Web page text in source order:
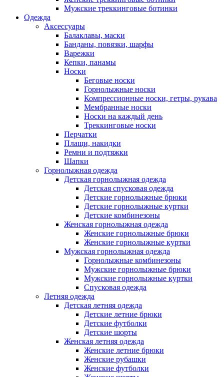
Мужские треккинговые ботинки
Одежда
Аксессуары
Балаклавы, маски
Банданы, повязки, шарфы
Варежки
Кепки, панамы
Носки
Беговые носки
Горнолыжные носки
Компрессионные носки, гетры, рукава
Мембранные носки
Носки на каждый день
Треккинговые носки
Перчатки
Плащи, накидки
Ремни и подтяжки
Шапки
Горнолыжная одежда
Детская горнолыжная одежда
Детская спусковая одежда
Детские горнолыжные брюки
Детские горнолыжные куртки
Детские комбинезоны
Женская горнолыжная одежда
Женские горнолыжные брюки
Женские горнолыжные куртки
Мужская горнолыжная одежда
Горнолыжные комбинезоны
Мужские горнолыжные брюки
Мужские горнолыжные куртки
Спусковая одежда
Летняя одежда
Детская летняя одежда
Детские летние брюки
Детские футболки
Детские шорты
Женская летняя одежда
Женские летние брюки
Женские рубашки
Женские футболки